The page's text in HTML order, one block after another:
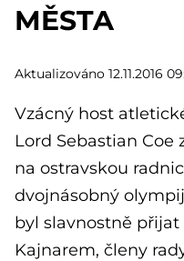
MĚSTA
Aktualizováno 12.11.2016
Vzácný host
Lord Sebastian Coe
na ostravskou
dvojnásobný
byl slavnostně
Kajnarem, členy